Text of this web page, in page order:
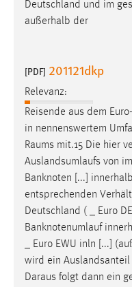
Deutschland und im
außerhalb der
[PDF] 201121dkp
Relevanz:
Reisende aus dem
in nennenswertem
Raums mit.15 Die hier
Auslandsumlaufs von im
Banknoten [...]
entsprechenden
Deutschland ( _ Euro
Banknotenumlauf
_ Euro EWU inln [...]
wird ein
Daraus folgt dann ein